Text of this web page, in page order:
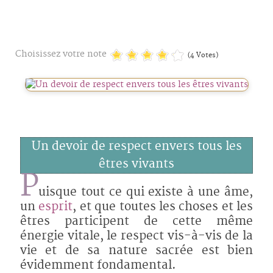
Choisissez votre note (4 Votes)
Un devoir de respect envers tous les
êtres vivants
Puisque tout ce qui existe à une âme,
un esprit, et que toutes les choses et les
êtres participent de cette même
énergie vitale, le respect vis-à-vis de la
vie et de sa nature sacrée est bien
évidemment fondamental.